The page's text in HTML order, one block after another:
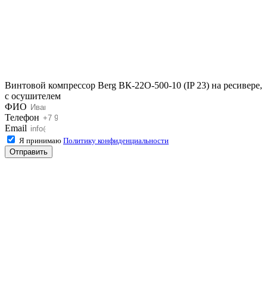
Винтовой компрессор Berg ВК-22О-500-10 (IP 23) на ресивере,
с осушителем
ФИО
Телефон
Email
Я принимаю Политику конфиденциальности
Отправить